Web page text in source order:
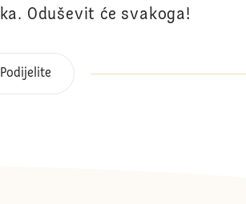
Oduševit će svakoga!
Podijelite